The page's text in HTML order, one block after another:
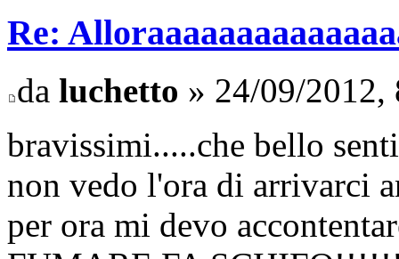
Re:
da luchetto » 24/09/2012,
bravissimi.....che bello
non vedo l'ora di arrivarci
per ora mi devo